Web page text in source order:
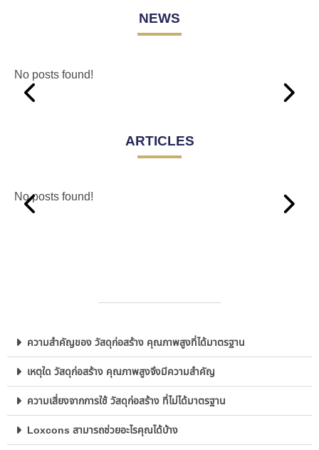
NEWS
No posts found!
ARTICLES
No posts found!
ความสำคัญของ วัสดุก่อสร้าง คุณภาพสูงที่ได้มาตรฐาน
เหตุใด วัสดุก่อสร้าง คุณภาพสูงจึงมีความสำคัญ
ความเสี่ยงจากการใช้ วัสดุก่อสร้าง ที่ไม่ได้มาตรฐาน
Loxcons สามารถช่วยอะไรคุณได้บ้าง